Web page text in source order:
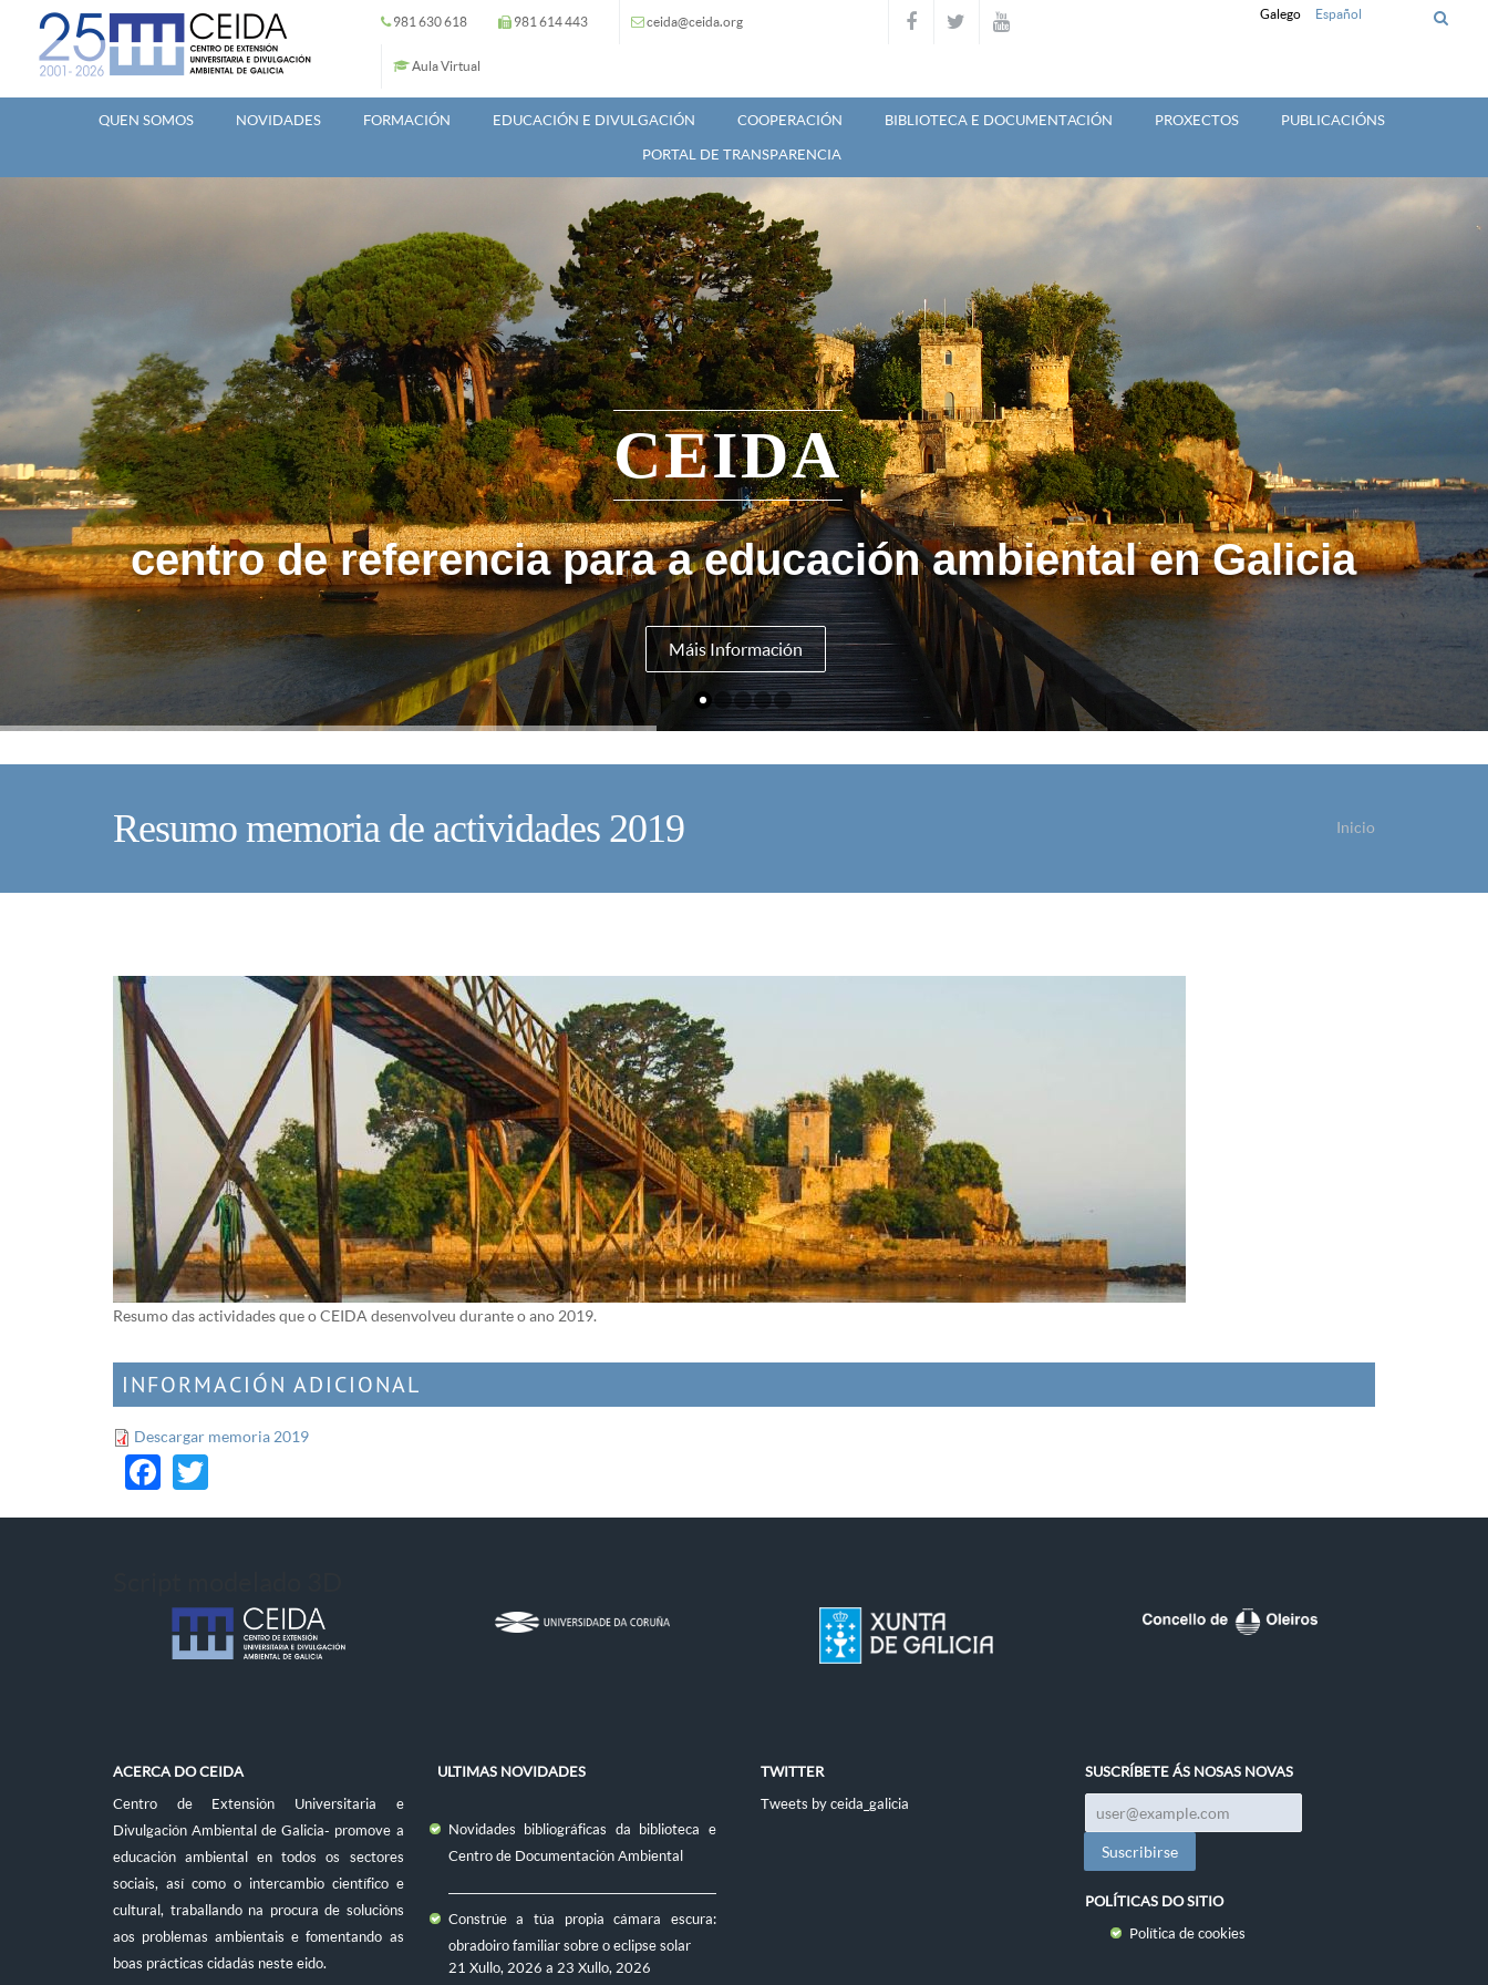
Ir o contido principal 981 630 618 981 614 443 ceida@ceida.org
Aula Virtual
Galego Español
QUEN SOMOS NOVIDADES FORMACIÓN EDUCACIÓN E DIVULGACIÓN COOPERACIÓN BIBLIOTECA E DOCUMENTACIÓN PROXECTOS
PUBLICACIÓNS
PORTAL DE TRANSPARENCIA
centro de referencia para a educación ambiental en Galicia
Máis Información
CEIDA
Resumo memoria de actividades 2019 Inicio
Resumo das actividades que o CEIDA desenvolveu durante o ano 2019.
INFORMACIÓN ADICIONAL
Descargar memoria 2019
Facebook
ACERCA DO CEIDA
Centro de Extensión Universitaria e
Divulgación Ambiental de Galicia- promove a
educación ambiental en todos os sectores
sociais, así como o intercambio científico e
cultural, traballando na procura de solucións
aos problemas ambientais e fomentando as
boas prácticas cidadás neste eido.
ULTIMAS NOVIDADES
Novidades bibliográficas da biblioteca e
Centro de Documentación Ambiental
Constrúe a túa propia cámara escura:
obradoiro familiar sobre o eclipse solar
21 Xullo, 2026 a 23 Xullo, 2026
TWITTER
Tweets by ceida_galicia
SUSCRÍBETE ÁS NOSAS NOVAS
POLÍTICAS DO SITIO
Política de cookies